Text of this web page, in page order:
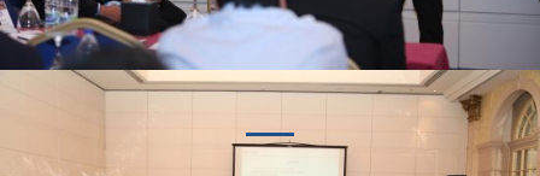
ZOBACZ WIĘCEJ